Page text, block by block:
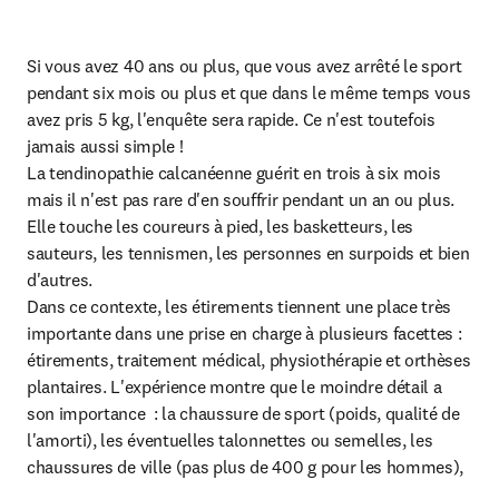
Si vous avez 40 ans ou plus, que vous avez arrêté le sport
pendant six mois ou plus et que dans le même temps vous
avez pris 5 kg, l'enquête sera rapide. Ce n'est toutefois
jamais aussi simple !
La tendinopathie calcanéenne guérit en trois à six mois
mais il n'est pas rare d'en souffrir pendant un an ou plus.
Elle touche les coureurs à pied, les basketteurs, les
sauteurs, les tennismen, les personnes en surpoids et bien
d'autres.
Dans ce contexte, les étirements tiennent une place très
importante dans une prise en charge à plusieurs facettes :
étirements, traitement médical, physiothérapie et orthèses
plantaires. L'expérience montre que le moindre détail a
son importance  : la chaussure de sport (poids, qualité de
l'amorti), les éventuelles talonnettes ou semelles, les
chaussures de ville (pas plus de 400 g pour les hommes),